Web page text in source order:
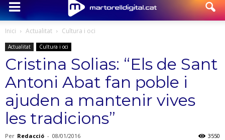
Inici Actualitat Cultura i oci
Actualitat Cultura i oci
Cristina Solias: “Els de Sant
Antoni Abat fan poble i
ajuden a mantenir vives
les tradicions”
Per Redacció - 08/01/2016 3550